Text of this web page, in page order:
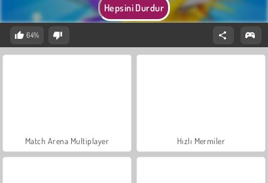
Hepsini Durdur
64%
Match Arena Multiplayer Hızlı Mermiler